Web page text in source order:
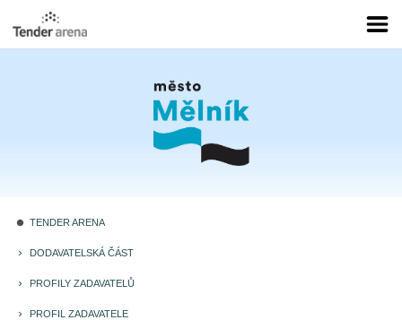
fiber_manual_record TENDER ARENA
keyboard_arrow_right DODAVATELSKÁ ČÁST
keyboard_arrow_right PROFILY ZADAVATELŮ
keyboard_arrow_right PROFIL ZADAVATELE